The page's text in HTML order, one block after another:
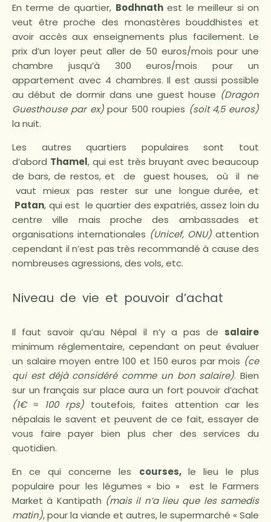
En terme de quartier, Bodhnathest le meilleur si on
veut être proche des monastères bouddhistes et
avoir accès aux enseignements plus facilement. Le
prix d’un loyer peut aller de 50 euros/mois pour une
chambre jusqu’à 300 euros/mois pour un
appartement avec 4 chambres. Il est aussi possible
au début de dormir dans une guest house (Dragon
Guesthouse par ex)pour 500 roupies (soit 4,5 euros)
la nuit.
Les autres quartiers populaires sont tout
d’abord Thamel, qui est très bruyant avec beaucoup
de bars, de restos, et de guest houses, où il ne
vaut mieux pas rester sur une longue durée, et
Patan, qui est le quartier des expatriés, assez loin du
centre ville mais proche des ambassades et
organisations internationales (Unicef, ONU) attention
cependant il n’est pas très recommandé à cause des
nombreuses agressions, des vols, etc.
Niveau de vie et pouvoir d’achat
Il faut savoir qu’au Népal il n’y a pas de salaire
minimum réglementaire, cependant on peut évaluer
un salaire moyen entre 100 et 150 euros par mois (ce
qui est déjà considéré comme un bon salaire). Bien
sur un français sur place aura un fort pouvoir d’achat
(1€ ≈ 100 rps) toutefois, faites attention car les
népalais le savent et peuvent de ce fait, essayer de
vous faire payer bien plus cher des services du
quotidien.
En ce qui concerne les courses, le lieu le plus
populaire pour les légumes « bio » est le Farmers
Market à Kantipath (mais il n’a lieu que les samedis
matin), pour la viande et autres, le supermarché « Sale